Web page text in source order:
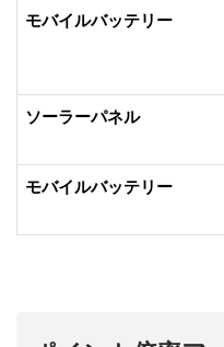
モバイルバッテリー
ソーラーパネル
モバイルバッテリー